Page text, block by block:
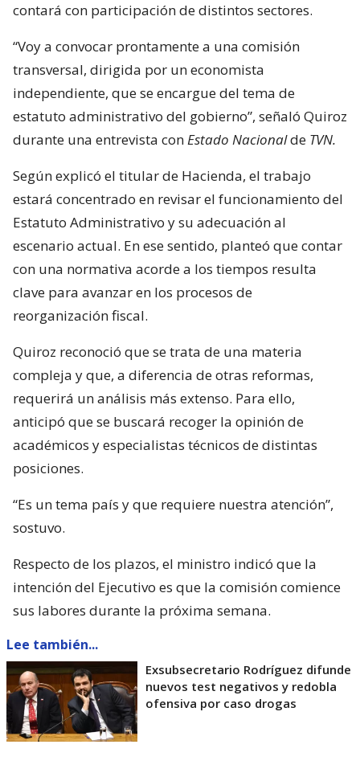
contará con participación de distintos sectores.
“Voy a convocar prontamente a una comisión
transversal, dirigida por un economista
independiente, que se encargue del tema de
estatuto administrativo del gobierno”, señaló Quiroz
durante una entrevista conEstado Nacionalde TVN.
Según explicó el titular de Hacienda, el trabajo
estará concentrado en revisar el funcionamiento del
Estatuto Administrativo y su adecuación al
escenario actual. En ese sentido, planteó que contar
con una normativa acorde a los tiempos resulta
clave para avanzar en los procesos de
reorganización fiscal.
Quiroz reconoció que se trata de una materia
compleja y que, a diferencia de otras reformas,
requerirá un análisis más extenso. Para ello,
anticipó que se buscará recoger la opinión de
académicos y especialistas técnicos de distintas
posiciones.
“Es un tema país y que requiere nuestra atención”,
sostuvo.
Respecto de los plazos, el ministro indicó que la
intención del Ejecutivo es que la comisión comience
sus labores durante la próxima semana.
Lee también...
Exsubsecretario Rodríguez difunde
nuevos test negativos y redobla
ofensiva por caso drogas